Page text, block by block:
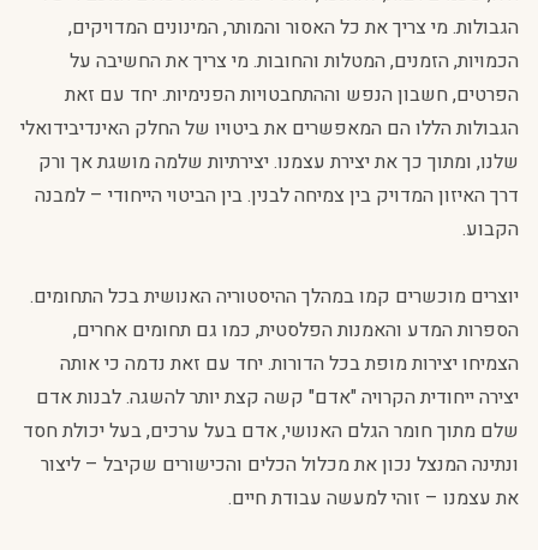
הגבולות. מי צריך את כל האסור והמותר, המינונים המדויקים,
הכמויות, הזמנים, המטלות והחובות. מי צריך את החשיבה על
הפרטים, חשבון הנפש וההתחבטויות הפנימיות. יחד עם זאת
הגבולות הללו הם המאפשרים את ביטויו של החלק האינדיבידואלי
שלנו, ומתוך כך את יצירת עצמנו. יצירתיות שלמה מושגת אך ורק
דרך האיזון המדויק בין צמיחה לבנין. בין הביטוי הייחודי – למבנה
הקבוע.
יוצרים מוכשרים קמו במהלך ההיסטוריה האנושית בכל התחומים.
הספרות המדע והאמנות הפלסטית, כמו גם תחומים אחרים,
הצמיחו יצירות מופת בכל הדורות. יחד עם זאת נדמה כי אותה
יצירה ייחודית הקרויה "אדם" קשה קצת יותר להשגה. לבנות אדם
שלם מתוך חומר הגלם האנושי, אדם בעל ערכים, בעל יכולת חסד
ונתינה המנצל נכון את מכלול הכלים והכישורים שקיבל – ליצור
את עצמנו – זוהי למעשה עבודת חיים.